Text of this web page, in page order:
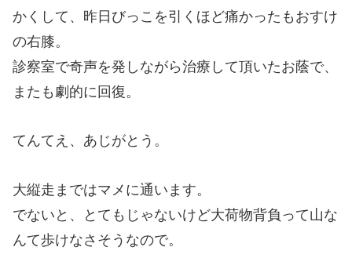
かくして、昨日びっこを引くほど痛かったもおすけ
の右膝。
診察室で奇声を発しながら治療して頂いたお蔭で、
またも劇的に回復。
てんてえ、あじがとう。
大縦走まではマメに通います。
でないと、とてもじゃないけど大荷物背負って山な
んて歩けなさそうなので。